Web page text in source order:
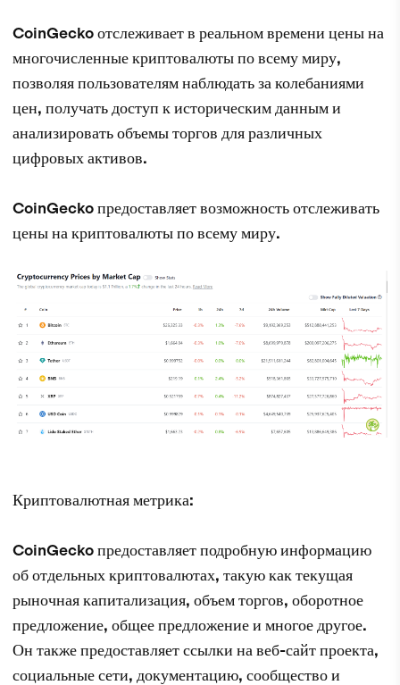
CoinGecko отслеживает в реальном времени цены на
многочисленные криптовалюты по всему миру,
позволяя пользователям наблюдать за колебаниями
цен, получать доступ к историческим данным и
анализировать объемы торгов для различных
цифровых активов.
CoinGecko предоставляет возможность отслеживать
цены на криптовалюты по всему миру.
Криптовалютная метрика:
CoinGecko предоставляет подробную информацию
об отдельных криптовалютах, такую как текущая
рыночная капитализация, объем торгов, оборотное
предложение, общее предложение и многое другое.
Он также предоставляет ссылки на веб-сайт проекта,
социальные сети, документацию, сообщество и